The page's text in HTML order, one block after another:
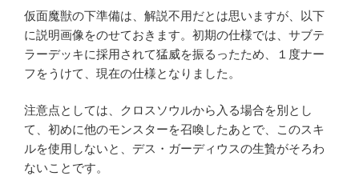
仮面魔獣の下準備は、解説不用だとは思いますが、以下
に説明画像をのせておきます。初期の仕様では、サブテ
ラーデッキに採用されて猛威を振るったため、１度ナー
フをうけて、現在の仕様となりました。
注意点としては、クロスソウルから入る場合を別とし
て、初めに他のモンスターを召喚したあとで、このスキ
ルを使用しないと、デス・ガーディウスの生贄がそろわ
ないことです。